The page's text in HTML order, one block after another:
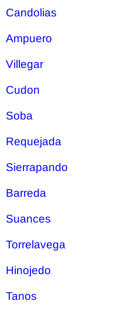
Candolias
Ampuero
Villegar
Cudon
Soba
Requejada
Sierrapando
Barreda
Suances
Torrelavega
Hinojedo
Tanos